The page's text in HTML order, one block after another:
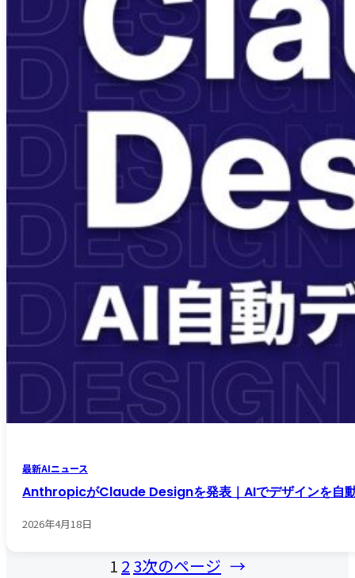
最新AIニュース
AnthropicがClaude Designを発表｜AIでデザインを自
2026年4月18日
1 2 3次のページ →